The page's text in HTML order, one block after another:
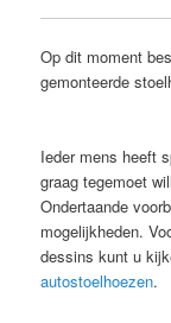
Op dit moment
gemonteerde
Ieder mens heeft
graag tegemoet
Ondertaande
mogelijkheden.
dessins kunt u
autostoelhoezen.